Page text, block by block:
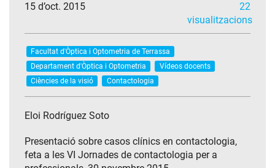
15 d’oct. 2015
22
visualitzacions
Facultat d'Òptica i Optometria de Terrassa
Departament d'Òptica i Optometria
Vídeos docents
Ciències de la visió
Contactologia
Eloi Rodríguez Soto
Presentació sobre casos clínics en contactologia,
feta a les VI Jornades de contactologia per a